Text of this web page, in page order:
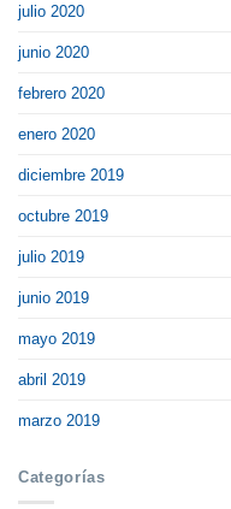
julio 2020
junio 2020
febrero 2020
enero 2020
diciembre 2019
octubre 2019
julio 2019
junio 2019
mayo 2019
abril 2019
marzo 2019
Categorías